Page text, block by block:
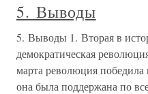
5. Выводы
5. Выводы 1. Вторая в
демократическая
марта революция
она была поддержана по